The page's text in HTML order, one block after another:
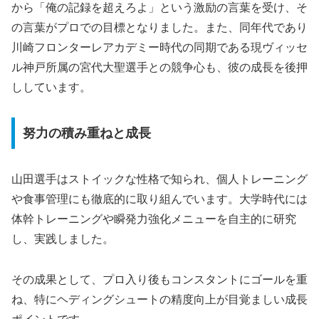
から「俺の記録を超えろよ」という激励の言葉を受け、そ
の言葉がプロでの目標となりました。また、同年代であり
川崎フロンターレアカデミー時代の同期である現ヴィッセ
ル神戸所属の宮代大聖選手との競争心も、彼の成長を後押
ししています。
努力の積み重ねと成長
山田選手はストイックな性格で知られ、個人トレーニング
や食事管理にも徹底的に取り組んでいます。大学時代には
体幹トレーニングや瞬発力強化メニューを自主的に研究
し、実践しました。
その成果として、プロ入り後もコンスタントにゴールを重
ね、特にヘディングシュートの精度向上が目覚ましい成長